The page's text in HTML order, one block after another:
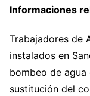
Informaciones
Trabajadores de
instalados en
bombeo de agua
sustitución del